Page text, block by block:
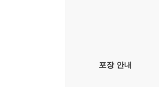
포장 안내